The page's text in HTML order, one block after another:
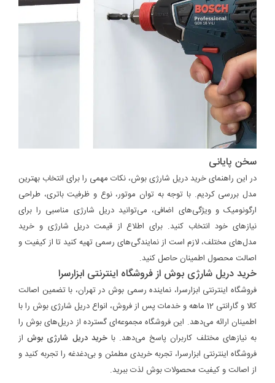
سخن پایانی
در این راهنمای خرید دریل شارژی بوش، نکات مهمی را برای انتخاب بهترین
مدل بررسی کردیم. با توجه به توان موتور، نوع و ظرفیت باتری، طراحی
ارگونومیک و ویژگی‌های اضافی، می‌توانید دریل شارژی مناسبی را برای
نیازهای خود انتخاب کنید. برای اطلاع از قیمت دریل شارژی و خرید
مدل‌های مختلف، لازم است از نمایندگی‌های رسمی تهیه کنید تا از کیفیت و
اصالت محصول اطمینان حاصل کنید.
خرید دریل شارژی بوش از فروشگاه اینترنتی ابزارسرا
فروشگاه اینترنتی ابزارسرا، نماینده رسمی بوش در تهران، با تضمین اصالت
کالا و گارانتی 12 ماهه و خدمات پس از فروش، انواع دریل شارژی بوش را با
اطمینان ارائه می‌دهد. این فروشگاه مجموعه‌ای گسترده از دریل‌های بوش را
به نیازهای مختلف کاربران پاسخ می‌دهد. باخرید دریل شارژی بوشاز
فروشگاه اینترنتی ابزارسرا، تجربه خریدی مطمئن و بی‌دغدغه را تجربه کنید و
از اصالت و کیفیت محصولات بوش لذت ببرید.